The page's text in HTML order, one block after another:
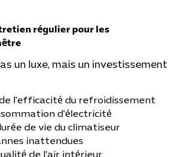
régulier pour les
un luxe, mais un investissement
l'efficacité du refroidissement
d'électricité
de vie du climatiseur
inattendues